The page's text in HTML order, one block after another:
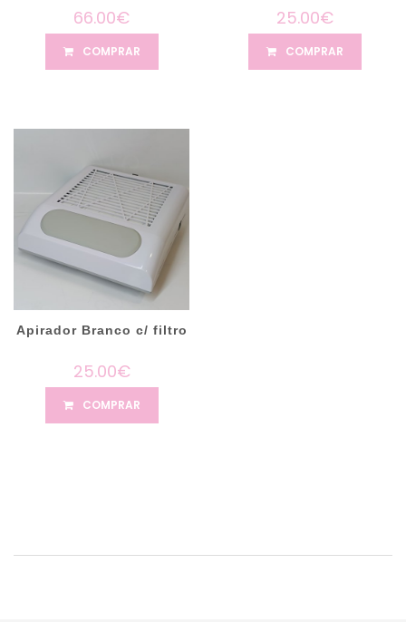
66.00€
COMPRAR
25.00€
COMPRAR
Apirador Branco c/ filtro
25.00€
COMPRAR